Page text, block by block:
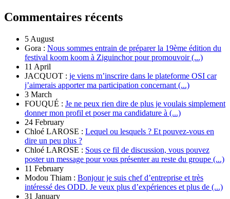
Commentaires récents
5 August
Gora : Nous sommes entrain de préparer la 19ème édition du
festival koom koom à Ziguinchor pour promouvoir (...)
11 April
JACQUOT : je viens m’inscrire dans le plateforme OSI car
j’aimerais apporter ma participation concernant (...)
3 March
FOUQUÉ : Je ne peux rien dire de plus je voulais simplement
donner mon profil et poser ma candidature à (...)
24 February
Chloé LAROSE : Lequel ou lesquels ? Et pouvez-vous en
dire un peu plus ?
Chloé LAROSE : Sous ce fil de discussion, vous pouvez
poster un message pour vous présenter au reste du groupe (...)
11 February
Modou Thiam : Bonjour je suis chef d’entreprise et très
intéressé des ODD. Je veux plus d’expériences et plus de (...)
31 January